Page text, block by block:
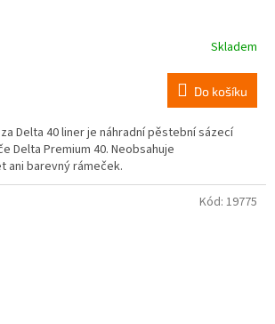
Skladem
Do košíku
Delta 40 liner je náhradní pěstební sázecí
Delta Premium 40. Neobsahuje
ani barevný rámeček.
Kód: 19775